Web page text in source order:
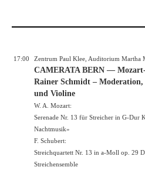
17:00 Zentrum Paul Klee, Auditorium Martha
CAMERATA BERN —
Rainer Schmidt –
und Violine
W. A. Mozart:
Serenade Nr. 13 für Streicher in G-Dur
Nachtmusik»
F. Schubert:
Streichquartett Nr. 13 in a-Moll op. 29
Streichensemble